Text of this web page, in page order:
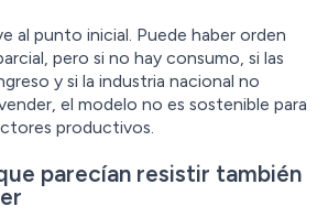
al punto inicial. Puede haber orden
pero si no hay consumo, si las
y si la industria nacional no
el modelo no es sostenible para
productivos.
parecían resistir también